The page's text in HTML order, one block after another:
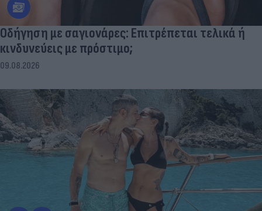
Οδήγηση με σαγιονάρες: Επιτρέπεται τελικά ή
κινδυνεύεις με πρόστιμο;
09.08.2026